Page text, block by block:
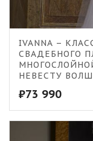
IVANNA –
СВАДЕБНОГО
НЕВЕСТУ
₽73 990